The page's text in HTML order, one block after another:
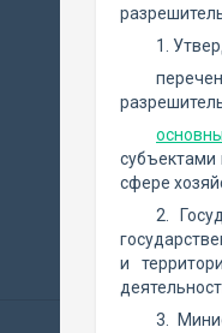
1.
субъектами
сфере
2.
и
3.